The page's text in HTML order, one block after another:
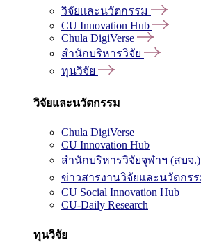
วิจัยและนวัตกรรม
CU Innovation Hub
Chula DigiVerse
สำนักบริหารวิจัย
ทุนวิจัย
วิจัยและนวัตกรรม
Chula DigiVerse
CU Innovation Hub
สำนักบริหารวิจัยจุฬาฯ (สบจ.)
ข่าวสารงานวิจัยและนวัตกร
CU Social Innovation Hub
CU-Daily Research
ทุนวิจัย